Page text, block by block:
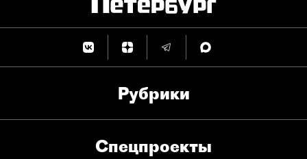
Рубрики
Спец­проекты